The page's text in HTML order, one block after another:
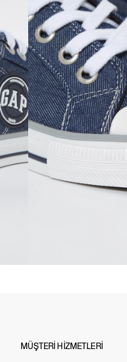
MÜŞTERİ HİZMETLERİ